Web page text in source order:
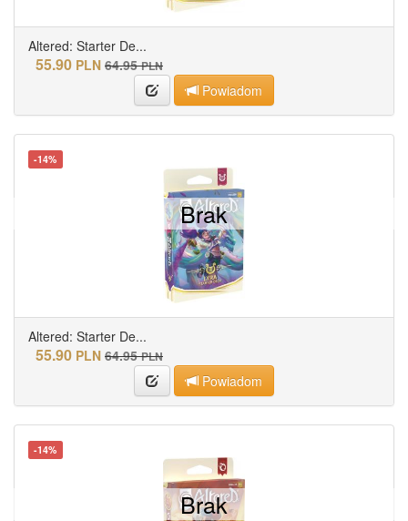
Altered: Starter De...
55.90 PLN 64.95 PLN
Powiadom
-14%
Altered: Starter De...
55.90 PLN 64.95 PLN
Powiadom
Brak
-14%
Brak